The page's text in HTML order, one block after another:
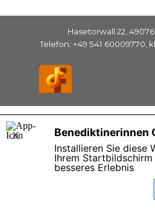
Hasetorwall 22,
Telefon: +49 541 60009770,
Benediktinerinnen
Installieren Sie diese
Ihrem
besseres Erlebnis
X